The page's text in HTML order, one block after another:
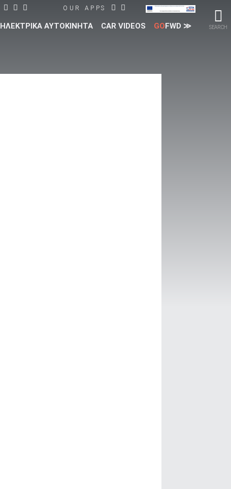
SEARCH
OUR APPS
ΗΛΕΚΤΡΙΚΑ ΑΥΤΟΚΙΝΗΤΑ CAR VIDEOS GOFWD ≫